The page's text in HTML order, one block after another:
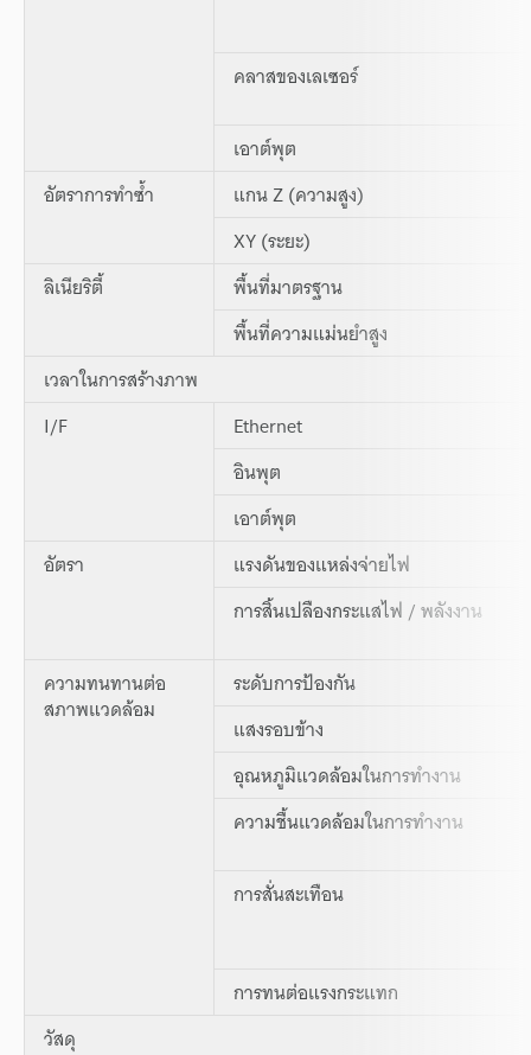
คลาสของเลเซอร์
เอาต์พุต
อัตราการทำซ้ำ
แกน Z (ความสูง)
XY (ระยะ)
ลิเนียริตี้
พื้นที่มาตรฐาน
พื้นที่ความแม่นยำสูง
เวลาในการสร้างภาพ
I/F
Ethernet
อินพุต
เอาต์พุต
อัตรา
แรงดันของแหล่งจ่ายไฟ
การสิ้นเปลืองกระแสไฟ / พลังงาน
ความทนทานต่อ
สภาพแวดล้อม
ระดับการป้องกัน
แสงรอบข้าง
อุณหภูมิแวดล้อมในการทำงาน
ความชื้นแวดล้อมในการทำงาน
การสั่นสะเทือน
การทนต่อแรงกระแทก
วัสดุ